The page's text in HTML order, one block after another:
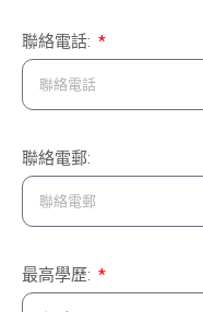
聯絡電話:
聯絡電郵:
最高學歷: